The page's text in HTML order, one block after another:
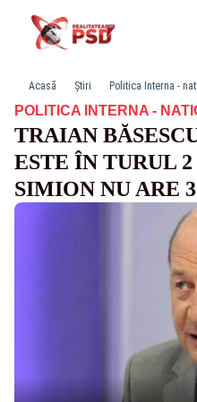
Acasă Știri Politica Interna -
POLITICA INTERNA -
TRAIAN
ESTE ÎN TURUL
SIMION NU ARE